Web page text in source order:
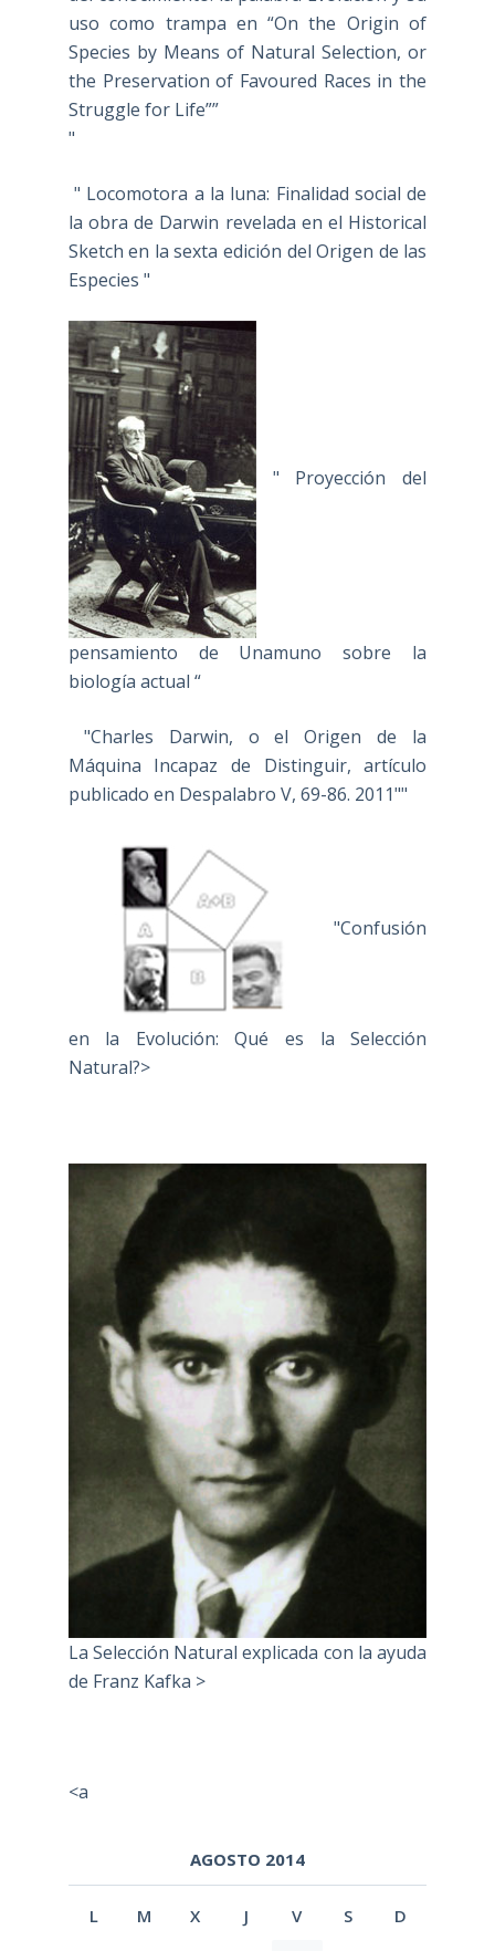
uso como trampa en “On the Origin of
Species by Means of Natural Selection, or
the Preservation of Favoured Races in the
Struggle for Life””
"
" Locomotora a la luna: Finalidad social de
la obra de Darwin revelada en el Historical
Sketch en la sexta edición del Origen de las
Especies "
" Proyección del
pensamiento de Unamuno sobre la
biología actual “
"Charles Darwin, o el Origen de la
Máquina Incapaz de Distinguir, artículo
publicado en Despalabro V, 69-86. 2011""
"Confusión
en la Evolución: Qué es la Selección
Natural?>
La Selección Natural explicada con la ayuda
de Franz Kafka >
<a
AGOSTO 2014
L M X J V S D